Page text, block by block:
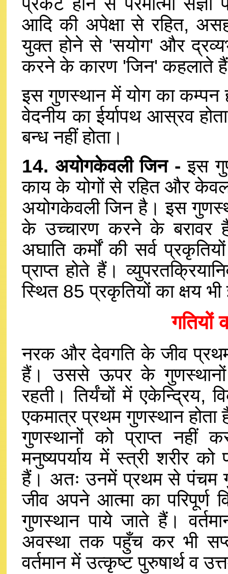
आदि की अपेक्षा से रहित,
युक्त होने से 'सयोग' और
करने के कारण 'जिन' कहलाते
इस गुणस्थान में योग का कम्पन
वेदनीय का ईर्यापथ आस्रव
बन्ध नहीं होता।
14. अयोगकेवली जिन - इस
काय के योगों से रहित और
अयोगकेवली जिन है। इस
के उच्चारण करने के बरावर
अघाति कर्मों की सर्व
प्राप्त होते हैं।
स्थित 85 प्रकृतियों का क्षय
गतियों
नरक और देवगति के जीव
हैं। उससे ऊपर के गुणस्थानों
रहती। तिर्यंचों में एकेन्द्रिय,
एकमात्र प्रथम गुणस्थान
गुणस्थानों को प्राप्त नहीं
मनुष्यपर्याय में स्त्री शरीर
हैं। अतः उनमें प्रथम से पंचम
जीव अपने आत्मा का परिपूर्ण
गुणस्थान पाये जाते हैं।
अवस्था तक पहुँच कर भी
वर्तमान में उत्कृष्ट पुरुषार्थ व